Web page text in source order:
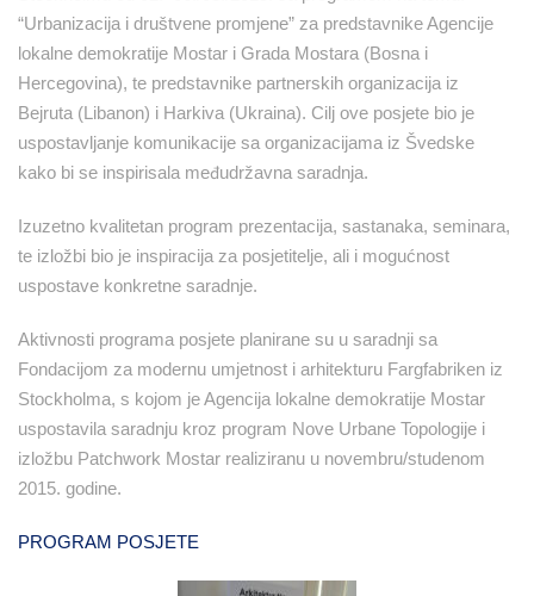
“Urbanizacija i društvene promjene” za predstavnike Agencije
lokalne demokratije Mostar i Grada Mostara (Bosna i
Hercegovina), te predstavnike partnerskih organizacija iz
Bejruta (Libanon) i Harkiva (Ukraina). Cilj ove posjete bio je
uspostavljanje komunikacije sa organizacijama iz Švedske
kako bi se inspirisala međudržavna saradnja.
Izuzetno kvalitetan program prezentacija, sastanaka, seminara,
te izložbi bio je inspiracija za posjetitelje, ali i mogućnost
uspostave konkretne saradnje.
Aktivnosti programa posjete planirane su u saradnji sa
Fondacijom za modernu umjetnost i arhitekturu Fargfabriken iz
Stockholma, s kojom je Agencija lokalne demokratije Mostar
uspostavila saradnju kroz program Nove Urbane Topologije i
izložbu Patchwork Mostar realiziranu u novembru/studenom
2015. godine.
PROGRAM POSJETE